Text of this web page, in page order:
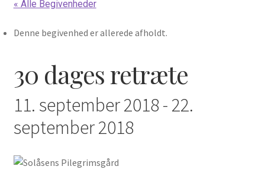
Bøger
Bøger, radio og TV
« Alle Begivenheder
Denne begivenhed er allerede afholdt.
30 dages retræte
11. september 2018 - 22.
september 2018